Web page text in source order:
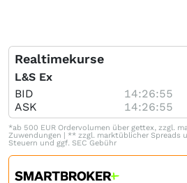
Realtimekurse
L&S Ex
BID 14:26:55
ASK
14:26:55
*ab 500 EUR Ordervolumen über gettex, zzgl.
Zuwendungen | ** zzgl. marktüblicher Spreads
Steuern und ggf. SEC Gebühr